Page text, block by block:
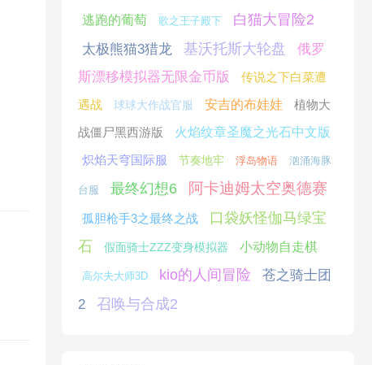
逃跑的葡萄 歌之王子殿下 白猫大冒险2
太极熊猫3猎龙 基沃托斯大轮盘
俄罗
斯漂移模拟器无限金币版
传说之下白菜遭
遇战
球球大作战官服 安吉的布娃娃
植物大
战僵尸黑西游版
火焰纹章圣魔之光石中文版
炽焰天穹国际服
节奏地牢 浮岛物语 汹涌海豚
台服 最终幻想6 阿卡迪姆太空奥德赛
孤胆枪手3之最终之战
口袋妖怪伽马绿宝
石
假面骑士ZZZ变身模拟器 小动物自走棋
高尔夫大师3D kio的人间冒险
苍之骑士团
2
召唤与合成2